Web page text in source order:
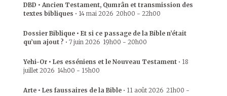
DBD • Ancien Testament, Qumrân et transmission des
textes bibliques • 14 mai 2026 20h00 - 22h00
Dossier Biblique • Et si ce passage de la Bible n’était
qu’un ajout ? • 7 juin 2026 19h00 - 20h00
Yehi-Or • Les esséniens et le Nouveau Testament • 18
juillet 2026 14h00 - 15h00
Arte • Les faussaires de la Bible • 11 août 2026 21h00 -